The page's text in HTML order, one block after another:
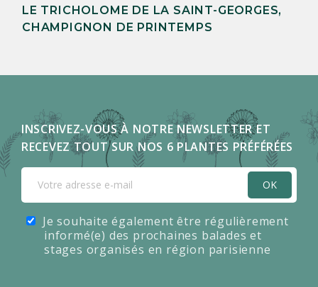
LE TRICHOLOME DE LA SAINT-GEORGES,
CHAMPIGNON DE PRINTEMPS
INSCRIVEZ-VOUS À NOTRE NEWSLETTER ET
RECEVEZ TOUT SUR NOS 6 PLANTES PRÉFÉRÉES
Je souhaite également être régulièrement
informé(e) des prochaines balades et
stages organisés en région parisienne
OK